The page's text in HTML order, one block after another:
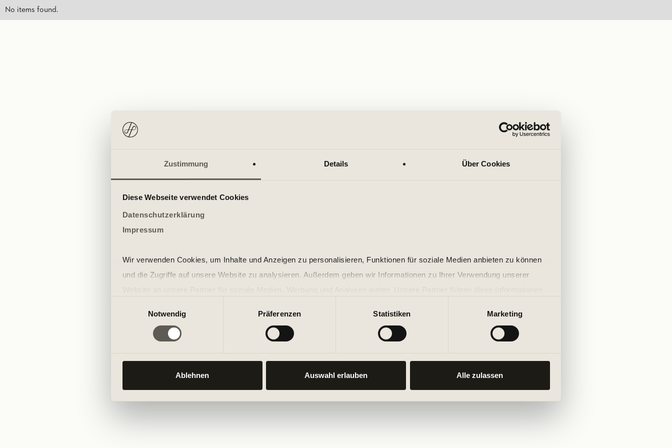
Zustimmung Details Über Cookies
Diese Webseite verwendet Cookies
Datenschutzerklärung
Impressum
Wir verwenden Cookies, um Inhalte und Anzeigen zu personalisieren, Funktionen für soziale Medien anbieten zu können
und die Zugriffe auf unsere Website zu analysieren. Außerdem geben wir Informationen zu Ihrer Verwendung unserer
der Dienste gesammelt haben.
Notwendig
Präferenzen Statistiken Marketing
Ablehnen Auswahl erlauben Alle zulassen
No items found.